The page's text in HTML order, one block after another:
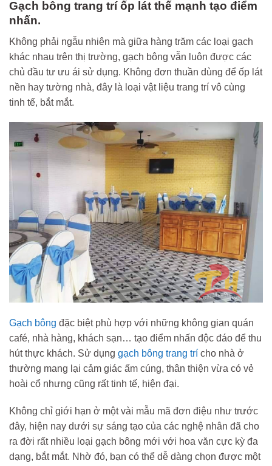
Gạch bông trang trí ốp lát thế mạnh tạo điểm
nhấn.
Không phải ngẫu nhiên mà giữa hàng trăm các loại gạch
khác nhau trên thị trường, gạch bông vẫn luôn được các
chủ đầu tư ưu ái sử dụng. Không đơn thuần dùng để ốp lát
nền hay tường nhà, đây là loại vật liệu trang trí vô cùng
tinh tế, bắt mắt.
Gạch bông đặc biệt phù hợp với những không gian quán
café, nhà hàng, khách sạn… tạo điểm nhấn độc đáo để thu
hút thực khách. Sử dụng gạch bông trang trí cho nhà ở
thường mang lại cảm giác ấm cúng, thân thiện vừa có vẻ
hoài cổ nhưng cũng rất tinh tế, hiện đại.
Không chỉ giới hạn ở một vài mẫu mã đơn điệu như trước
đây, hiện nay dưới sự sáng tạo của các nghệ nhân đã cho
ra đời rất nhiều loại gạch bông mới với hoa văn cực kỳ đa
dạng, bắt mắt. Nhờ đó, bạn có thể dễ dàng chọn được một